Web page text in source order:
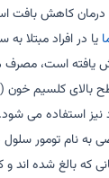
یا در افراد مبتلا
یافته است،
بالای کلسیم
استفاده می
به نام تومور
که بالغ شده اند